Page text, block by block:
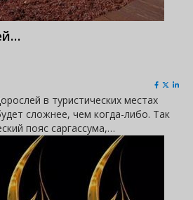
в туристических местах
сложнее, чем когда-либо. Так
пояс саргассума,…